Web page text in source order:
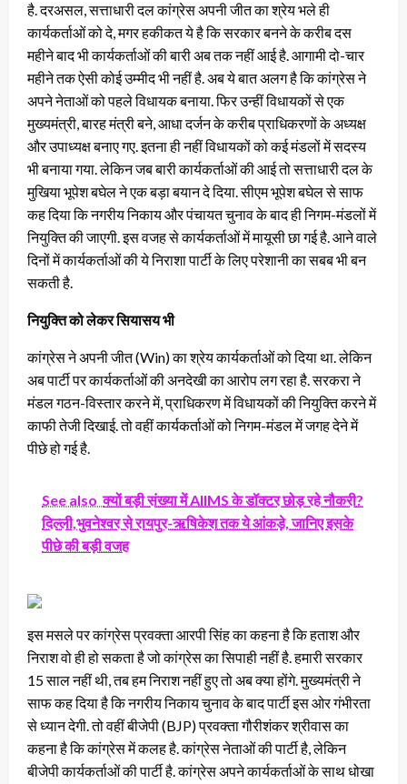
है. दरअसल, सत्ताधारी दल कांग्रेस अपनी जीत का श्रेय भले ही
कार्यकर्ताओं को दे, मगर हकीकत ये है कि सरकार बनने के करीब दस
महीने बाद भी कार्यकर्ताओं की बारी अब तक नहीं आई है. आगामी दो-चार
महीने तक ऐसी कोई उम्मीद भी नहीं है. अब ये बात अलग है कि कांग्रेस ने
अपने नेताओं को पहले विधायक बनाया. फिर उन्हीं विधायकों से एक
मुख्यमंत्री, बारह मंत्री बने, आधा दर्जन के करीब प्राधिकरणों के अध्यक्ष
और उपाध्यक्ष बनाए गए. इतना ही नहीं विधायकों को कई मंडलों में सदस्य
भी बनाया गया. लेकिन जब बारी कार्यकर्ताओं की आई तो सत्ताधारी दल के
मुखिया भूपेश बघेल ने एक बड़ा बयान दे दिया. सीएम भूपेश बघेल से साफ
कह दिया कि नगरीय निकाय और पंचायत चुनाव के बाद ही निगम-मंडलों में
नियुक्ति की जाएगी. इस वजह से कार्यकर्ताओं में मायूसी छा गई है. आने वाले
दिनों में कार्यकर्ताओं की ये निराशा पार्टी के लिए परेशानी का सबब भी बन
सकती है.
नियुक्ति को लेकर सियासय भी
कांग्रेस ने अपनी जीत (Win) का श्रेय कार्यकर्ताओं को दिया था. लेकिन
अब पार्टी पर कार्यकर्ताओं की अनदेखी का आरोप लग रहा है. सरकरा ने
मंडल गठन-विस्तार करने में, प्राधिकरण में विधायकों की नियुक्ति करने में
काफी तेजी दिखाई. तो वहीं कार्यकर्ताओं को निगम-मंडल में जगह देने में
पीछे हो गई है.
See also क्यों बड़ी संख्या में AIIMS के डॉक्टर छोड़ रहे नौकरी?
दिल्ली,भुवनेश्वर से रायपुर-ऋषिकेश तक ये आंकड़े, जानिए इसके
पीछे की बड़ी वजह
इस मसले पर कांग्रेस प्रवक्ता आरपी सिंह का कहना है कि हताश और
निराश वो ही हो सकता है जो कांग्रेस का सिपाही नहीं है. हमारी सरकार
15 साल नहीं थी, तब हम निराश नहीं हुए तो अब क्या होंगे. मुख्यमंत्री ने
साफ कह दिया है कि नगरीय निकाय चुनाव के बाद पार्टी इस ओर गंभीरता
से ध्यान देगी. तो वहीं बीजेपी (BJP) प्रवक्ता गौरीशंकर श्रीवास का
कहना है कि कांग्रेस में कलह है. कांग्रेस नेताओं की पार्टी है, लेकिन
बीजेपी कार्यकर्ताओं की पार्टी है. कांग्रेस अपने कार्यकर्ताओं के साथ धोखा